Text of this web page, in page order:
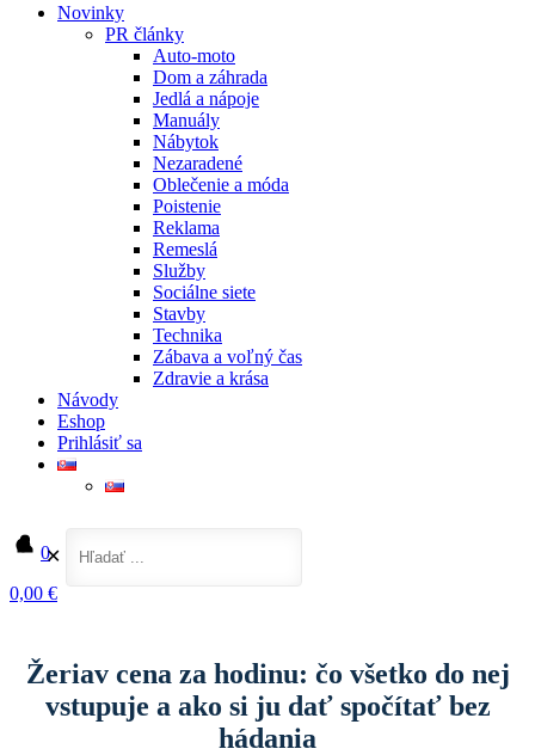
Novinky
PR články
Auto-moto
Dom a záhrada
Jedlá a nápoje
Manuály
Nábytok
Nezaradené
Oblečenie a móda
Poistenie
Reklama
Remeslá
Služby
Sociálne siete
Stavby
Technika
Zábava a voľný čas
Zdravie a krása
Návody
Eshop
Prihlásiť sa
0
0,00 €
✕
Žeriav cena za hodinu: čo všetko do nej
vstupuje a ako si ju dať spočítať bez
hádania